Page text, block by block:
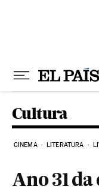
Cultura
CINEMA LITERATURA
Ano 31